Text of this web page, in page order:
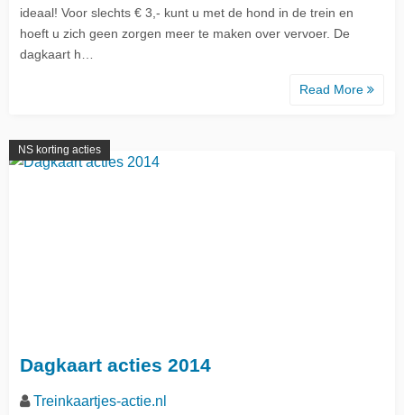
ideaal! Voor slechts € 3,- kunt u met de hond in de trein en
hoeft u zich geen zorgen meer te maken over vervoer. De
dagkaart h…
Read More
NS korting acties
Dagkaart acties 2014
Treinkaartjes-actie.nl